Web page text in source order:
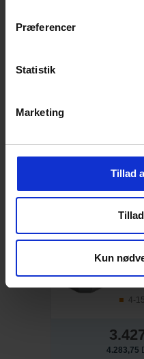
Præferencer
Statistik
Marketing
Tillad
Kun
3.625,00
STK
4-
4.283,75